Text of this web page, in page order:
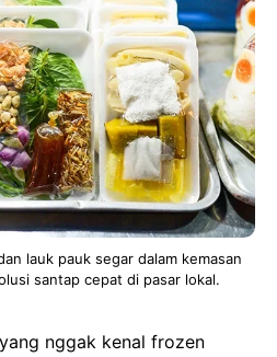
lauk pauk segar dalam kemasan
santap cepat di pasar lokal.
nggak kenal frozen